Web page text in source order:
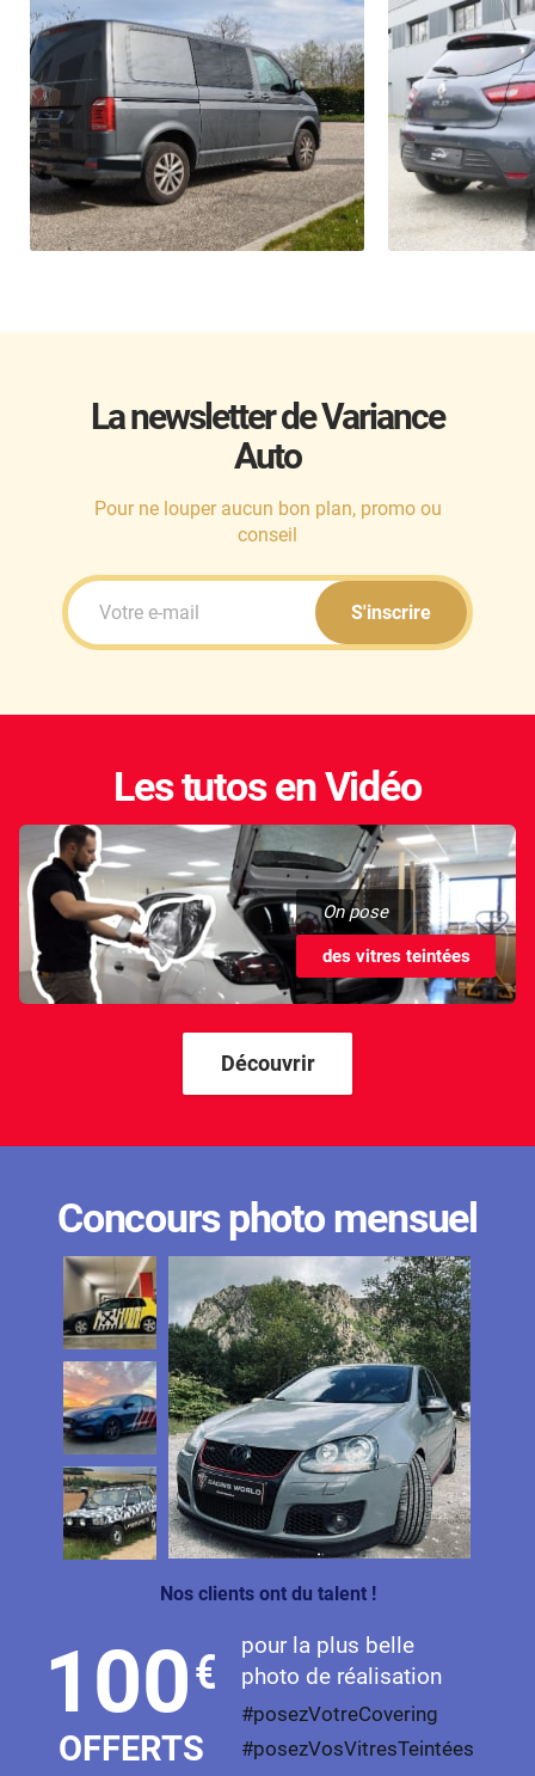
La newsletter de Variance
Auto
Pour ne louper aucun bon plan, promo ou
conseil
S'inscrire
Les tutos en Vidéo
On pose
des vitres teintées
Découvrir
Concours photo mensuel
Nos clients ont du talent !
100€
OFFERTS
pour la plus belle
photo de réalisation
#posezVotreCovering
#posezVosVitresTeintées